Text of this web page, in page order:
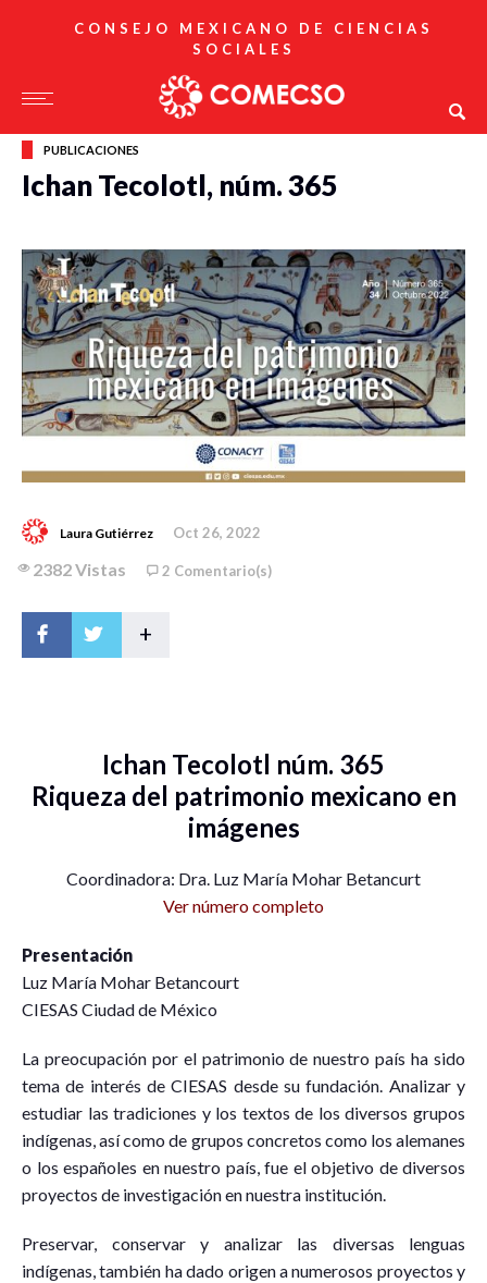
CONSEJO MEXICANO DE CIENCIAS
SOCIALES
PUBLICACIONES
Ichan Tecolotl, núm. 365
Laura Gutiérrez Oct 26, 2022
2382 Vistas 2 Comentario(s)
+
Ichan Tecolotl núm. 365
Riqueza del patrimonio mexicano en
imágenes
Coordinadora: Dra. Luz María Mohar Betancurt
Ver número completo
Presentación
Luz María Mohar Betancourt
CIESAS Ciudad de México
La preocupación por el patrimonio de nuestro país ha sido
tema de interés de CIESAS desde su fundación. Analizar y
estudiar las tradiciones y los textos de los diversos grupos
indígenas, así como de grupos concretos como los alemanes
o los españoles en nuestro país, fue el objetivo de diversos
proyectos de investigación en nuestra institución.
Preservar, conservar y analizar las diversas lenguas
indígenas, también ha dado origen a numerosos proyectos y